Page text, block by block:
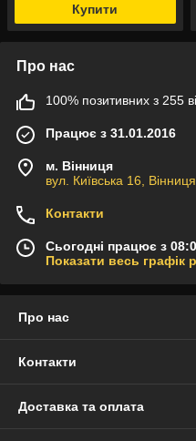
Купити
Про нас
100% позитивних з 255
Працює з 31.01.2016
м. Вінниця
вул. Київська 16,
Контакти
Сьогодні працює з
Показати весь графік
Про нас
Контакти
Доставка та оплата